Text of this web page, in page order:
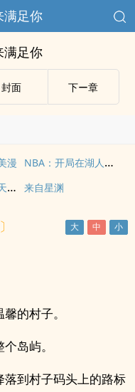
满足你
满足你
封面 下ー章
漫 NBA：开局在湖人抢科比老大
在无限游戏里天天向上 来自星渊
的村子。
岛屿。
到村子码头上的路标